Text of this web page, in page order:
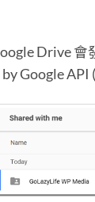
Drive 會
Google API